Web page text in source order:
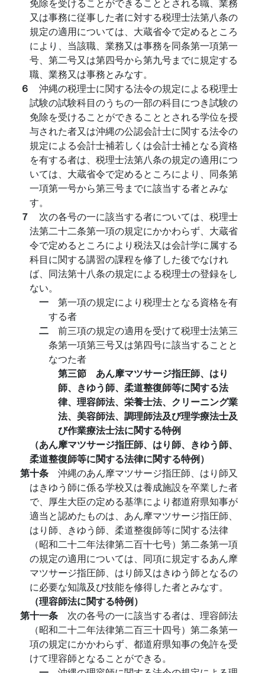
又は事務に従事した者に対する税理士法第八条の
規定の適用については、大蔵省令で定めるところ
により、当該職、業務又は事務を同条第一項第一
号、第二号又は第四号から第九号までに規定する
職、業務又は事務とみなす。
６ 沖縄の税理士に関する法令の規定による税理士
試験の試験科目のうちの一部の科目につき試験の
免除を受けることができることとされる学位を授
与された者又は沖縄の公認会計士に関する法令の
規定による会計士補若しくは会計士補となる資格
を有する者は、税理士法第八条の規定の適用につ
いては、大蔵省令で定めるところにより、同条第
一項第一号から第三号までに該当する者とみな
す。
７ 次の各号の一に該当する者については、税理士
法第二十二条第一項の規定にかかわらず、大蔵省
令で定めるところにより税法又は会計学に属する
科目に関する講習の課程を修了した後でなけれ
ば、同法第十八条の規定による税理士の登録をし
ない。
一 第一項の規定により税理士となる資格を有
する者
二 前三項の規定の適用を受けて税理士法第三
条第一項第三号又は第四号に該当することと
なつた者
第三節 あん摩マツサージ指圧師、はり
師、きゆう師、柔道整復師等に関する法
律、理容師法、栄養士法、クリーニング業
法、美容師法、調理師法及び理学療法士及
び作業療法士法に関する特例
（あん摩マツサージ指圧師、はり師、きゆう師、
柔道整復師等に関する法律に関する特例）
第十条 沖縄のあん摩マツサージ指圧師、はり師又
はきゆう師に係る学校又は養成施設を卒業した者
で、厚生大臣の定める基準により都道府県知事が
適当と認めたものは、あん摩マツサージ指圧師、
はり師、きゆう師、柔道整復師等に関する法律
（昭和二十二年法律第二百十七号）第二条第一項
の規定の適用については、同項に規定するあん摩
マツサージ指圧師、はり師又はきゆう師となるの
に必要な知識及び技能を修得した者とみなす。
（理容師法に関する特例）
第十一条 次の各号の一に該当する者は、理容師法
（昭和二十二年法律第二百三十四号）第二条第一
項の規定にかかわらず、都道府県知事の免許を受
けて理容師となることができる。